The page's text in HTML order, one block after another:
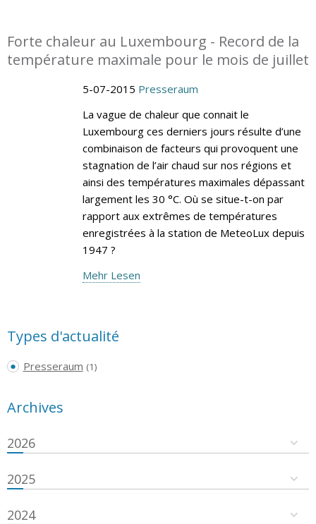
Forte chaleur au Luxembourg - Record de la
température maximale pour le mois de juillet
5-07-2015 Presseraum
La vague de chaleur que connait le
Luxembourg ces derniers jours résulte d’une
combinaison de facteurs qui provoquent une
stagnation de l’air chaud sur nos régions et
ainsi des températures maximales dépassant
largement les 30 °C. Où se situe-t-on par
rapport aux extrêmes de températures
enregistrées à la station de MeteoLux depuis
1947 ?
Mehr Lesen
Types d'actualité
Presseraum (1)
Archives
2026
2025
2024